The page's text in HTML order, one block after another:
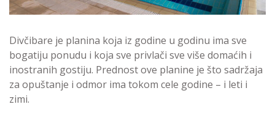
Divčibare je planina koja iz godine u godinu ima sve
bogatiju ponudu i koja sve privlači sve više domaćih i
inostranih gostiju. Prednost ove planine je što sadržaja
za opuštanje i odmor ima tokom cele godine – i leti i
zimi.